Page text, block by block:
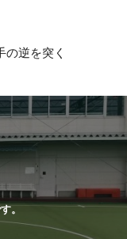
逆を突く
。